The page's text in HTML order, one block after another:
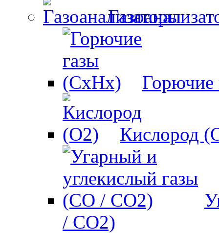
Горючие
Кислород
/ CO2)